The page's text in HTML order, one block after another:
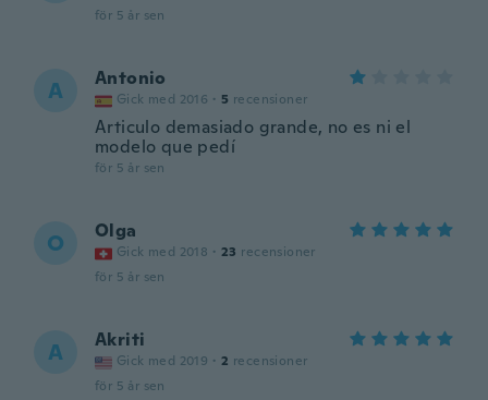
för 5 år sen
A Antonio
Gick med 2016 · 5 recensioner
Articulo demasiado grande, no es ni el
modelo que pedí
för 5 år sen
O Olga
Gick med 2018 · 23 recensioner
för 5 år sen
A Akriti
Gick med 2019 · 2 recensioner
för 5 år sen